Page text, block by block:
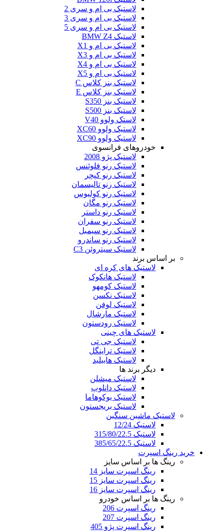
لاستیک بی ام و سری 2
لاستیک بی ام و سری 3
لاستیک بی ام و سری 5
لاستیک BMW Z4
لاستیک بی ام و X1
لاستیک بی ام و X3
لاستیک بی ام و X4
لاستیک بی ام و X5
لاستیک بنز کلاس C
لاستیک بنز کلاس E
لاستیک بنز S350
لاستیک بنز S500
لاستک ولوو V40
لاستیک ولوو XC60
لاستیک ولوو XC90
خودروهای فرانسوی
لاستیک پژو 2008
لاستیک رنو فلوئنس
لاستیک رنو کپچر
لاستیک رنو تالیسمان
لاستیک رنو کولیوس
لاستیک رنو مگان
لاستیک رنو داستر
لاستیک رنو سفران
لاستیک رنو سیمبل
لاستیک رنو ساندرو
لاستیک سیتروئن C3
بر اساس برند
لاستیک های کره ای
لاستیک هانکوک
لاستیک کومهو
لاستیک نکسن
لاستیک لوفن
لاستیک مارشال
لاستیک رودستون
لاستیک های چینی
لاستیک جی تی
لاستیک تراینگل
لاستیک هابیلید
دیگر برند ها
لاستیک میشلن
لاستیک دانلوپ
لاستیک یوکوهاما
لاستیک بریجستون
لاستیک ماشین سنگین
لاستیک 12/24
لاستیک 315/80/22.5
لاستیک 385/65/22.5
خرید رینگ اسپرت
رینگ ها بر اساس سایز
رینگ اسپرت سایز 14
رینگ اسپرت سایز 15
رینگ اسپرت سایز 16
رینگ ها بر اساس خودرو
رینگ اسپرت 206
رینگ اسپرت 207
رینگ اسپرت پژو 405